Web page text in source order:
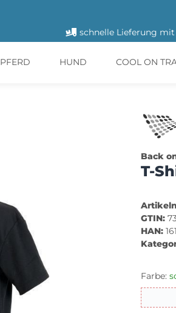
schnelle Lieferung
PFERD HUND COOL ON
Back
T-
GTIN:
HAN:
Farbe: